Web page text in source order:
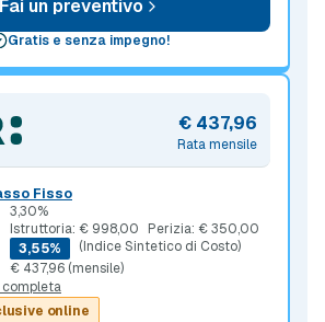
Fai un preventivo
Gratis e senza impegno!
Rata mensile
€ 437,96
Fisso
3,30%
Istruttoria: € 998,00
Perizia: € 350,00
3,55%
(Indice Sintetico di Costo)
€ 437,96 (mensile)
online